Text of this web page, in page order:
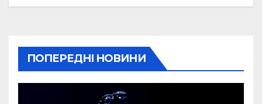
ПОПЕРЕДНІ НОВИНИ